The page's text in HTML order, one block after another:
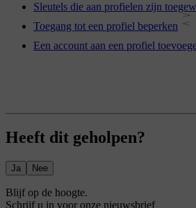
Sleutels die aan profielen zijn
Toegang tot een profiel beperken
Een account aan een profiel
Heeft dit geholpen?
Ja Nee